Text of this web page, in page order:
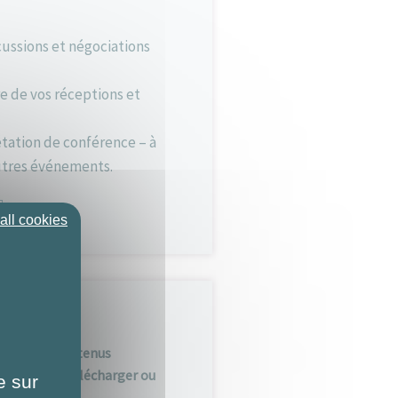
et négociations
de vos réceptions et
de conférence – à
événements.
de contenus
à télécharger ou
sur
cookies